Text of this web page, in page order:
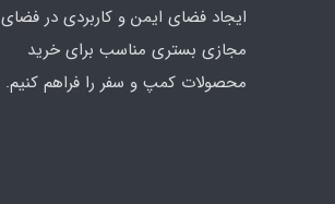
ایجاد فضای ایمن و کاربردی در فضای
مجازی بستری مناسب برای خرید
محصولات کمپ و سفر را فراهم کنیم.